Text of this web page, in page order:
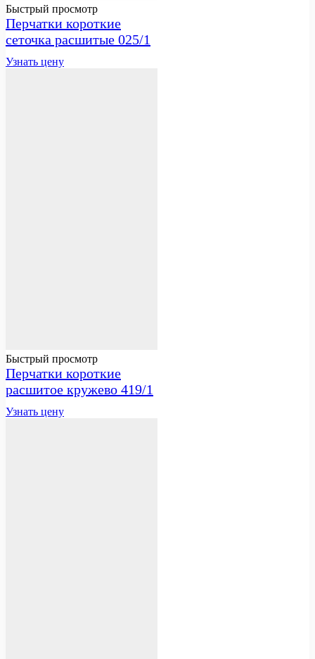
Быстрый просмотр
Перчатки короткие
сеточка расшитые 025/1
Узнать цену
Быстрый просмотр
Перчатки короткие
расшитое кружево 419/1
Узнать цену